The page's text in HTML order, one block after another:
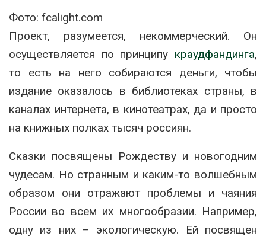
Фото: fcalight.com
Проект, разумеется, некоммерческий. Он
осуществляется по принципу краудфандинга,
то есть на него собираются деньги, чтобы
издание оказалось в библиотеках страны, в
каналах интернета, в кинотеатрах, да и просто
на книжных полках тысяч россиян.
Сказки посвящены Рождеству и новогодним
чудесам. Но странным и каким-то волшебным
образом они отражают проблемы и чаяния
России во всем их многообразии. Например,
одну из них – экологическую. Ей посвящен